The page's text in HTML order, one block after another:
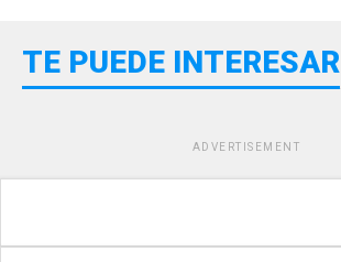
TE PUEDE INTERESAR
ADVERTISEMENT